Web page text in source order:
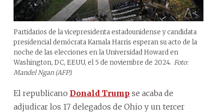
Partidarios de la vicepresidenta estadounidense y candidata
presidencial demócrata Kamala Harris esperan su acto de la
noche de las elecciones en la Universidad Howard en
Washington, DC, EEUU, el 5 de noviembre de 2024. Foto:
Mandel Ngan (AFP).
El republicano Donald Trump se acaba de
adjudicar los 17 delegados de Ohio y un tercer